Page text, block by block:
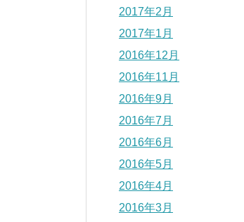
2017年2月
2017年1月
2016年12月
2016年11月
2016年9月
2016年7月
2016年6月
2016年5月
2016年4月
2016年3月